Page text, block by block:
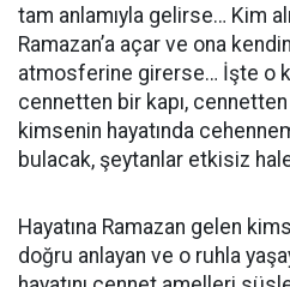
tam anlamıyla gelirse… Kim
Ramazan’a açar ve ona
atmosferine girerse… İşte o
cennetten bir kapı, cennetten
kimsenin hayatında
bulacak, şeytanlar etkisiz
Hayatına Ramazan gelen
doğru anlayan ve o ruhla